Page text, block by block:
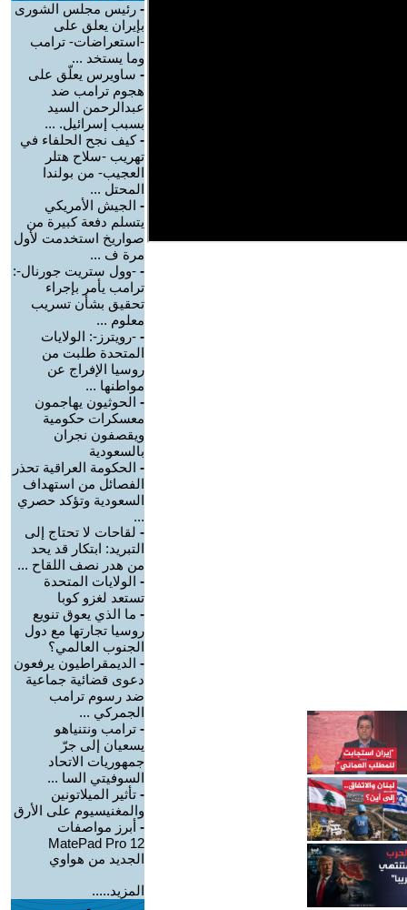
- رئيس مجلس الشورى
بإيران يعلق على
-استعراضات- ترامب
وما يستخد ...
- ساويرس يعلّق على
هجوم ترامب ضد
عبدالرحمن السيد
بسبب إسرائيل. ...
-كيف نجح الحلفاء في
تهريب -سلاح هتلر
العجيب- من بولندا
المحتل ...
- الجيش الأمريكي
يتسلم دفعة كبيرة من
صواريخ استخدمت لأول
مرة ف ...
- -وول ستريت جورنال-:
ترامب يأمر بإجراء
تحقيق بشأن تسريب
معلوم ...
- -رويترز-: الولايات
المتحدة طلبت من
روسيا الإفراج عن
مواطنها ...
- الحوثيون يهاجمون
معسكرات حكومية
ويقصفون نجران
بالسعودية
- الحكومة العراقية تحذر
الفصائل من استهداف
السعودية وتؤكد حصري
...
- لقاحات لا تحتاج إلى
التبريد: ابتكار قد يحد
من هدر نصف اللقاح ...
- الولايات المتحدة
تستعد لغزو كوبا
- ما الذي يعوق تنويع
روسيا تجارتها مع دول
الجنوب العالمي؟
- الديمقراطيون يرفعون
دعوى قضائية جماعية
ضد رسوم ترامب
الجمركي ...
- ترامب ونتنياهو
يسعيان إلى جرّ
جمهوريات الاتحاد
السوفيتي السا ...
- تأثير الميلاتونين
والمغنيسيوم على الأرق
- أبرز مواصفات
MatePad Pro 12
الجديد من هواوي
المزيد.....